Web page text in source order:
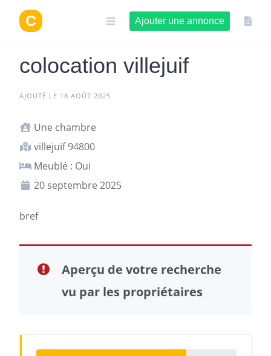
contenu
Ajouter une annonce
colocation villejuif
AJOUTÉ LE 18 AOÛT 2025
Une chambre
villejuif 94800
Meublé : Oui
20 septembre 2025
bref
Aperçu de votre recherche
vu par les propriétaires